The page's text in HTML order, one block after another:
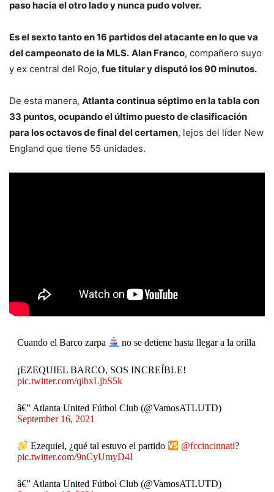
paso hacia el otro lado y nunca pudo volver.
Es el sexto tanto en 16 partidos del atacante en lo que va
del campeonato de la MLS. Alan Franco, compañero suyo
y ex central del Rojo, fue titular y disputó los 90 minutos.
De esta manera, Atlanta continua séptimo en la tabla con
33 puntos, ocupando el último puesto de clasificación
para los octavos de final del certamen, lejos del líder New
England que tiene 55 unidades.
Cuando el Barco zarpa no se detiene hasta llegar a la orilla
¡EZEQUIEL BARCO, SOS INCREÍBLE!
pic.twitter.com/qlbxLjbS5k
â€” Atlanta United Fútbol Club (@VamosATLUTD)
September 16, 2021
Ezequiel, ¿qué tal estuvo el partido @fccincinnati?
pic.twitter.com/9nCyUmyD4I
â€” Atlanta United Fútbol Club (@VamosATLUTD)